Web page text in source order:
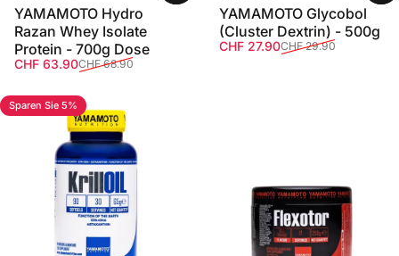
YAMAMOTO Hydro
Razan Whey Isolate
Protein - 700g Dose
Verkaufspreis
CHF 63.90
Normaler Preis
CHF 68.90
YAMAMOTO Glycobol
(Cluster Dextrin) - 500g
Verkaufspreis
CHF 27.90
Normaler Preis
CHF 29.90
Sparen Sie 5%